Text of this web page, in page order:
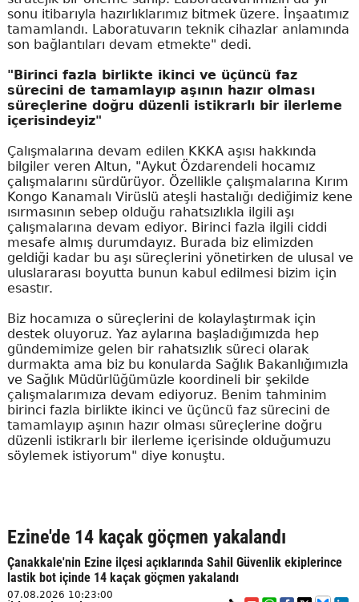
sonu itibarıyla hazırlıklarımız bitmek üzere. İnşaatımız
tamamlandı. Laboratuvarın teknik cihazlar anlamında
son bağlantıları devam etmekte" dedi.
"Birinci fazla birlikte ikinci ve üçüncü faz
sürecini de tamamlayıp aşının hazır olması
süreçlerine doğru düzenli istikrarlı bir ilerleme
içerisindeyiz"
Çalışmalarına devam edilen KKKA aşısı hakkında
bilgiler veren Altun, "Aykut Özdarendeli hocamız
çalışmalarını sürdürüyor. Özellikle çalışmalarına Kırım
Kongo Kanamalı Virüslü ateşli hastalığı dediğimiz kene
ısırmasının sebep olduğu rahatsızlıkla ilgili aşı
çalışmalarına devam ediyor. Birinci fazla ilgili ciddi
mesafe almış durumdayız. Burada biz elimizden
geldiği kadar bu aşı süreçlerini yönetirken de ulusal ve
uluslararası boyutta bunun kabul edilmesi bizim için
esastır.
Biz hocamıza o süreçlerini de kolaylaştırmak için
destek oluyoruz. Yaz aylarına başladığımızda hep
gündemimize gelen bir rahatsızlık süreci olarak
durmakta ama biz bu konularda Sağlık Bakanlığımızla
ve Sağlık Müdürlüğümüzle koordineli bir şekilde
çalışmalarımıza devam ediyoruz. Benim tahminim
birinci fazla birlikte ikinci ve üçüncü faz sürecini de
tamamlayıp aşının hazır olması süreçlerine doğru
düzenli istikrarlı bir ilerleme içerisinde olduğumuzu
söylemek istiyorum" diye konuştu.
Ezine'de 14 kaçak göçmen yakalandı
Çanakkale'nin Ezine ilçesi açıklarında Sahil Güvenlik ekiplerince
lastik bot içinde 14 kaçak göçmen yakalandı
07.08.2026 10:23:00